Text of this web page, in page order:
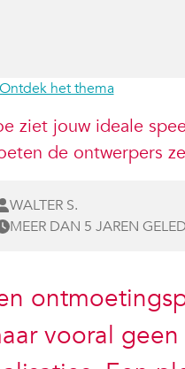
Ontdek het thema
ziet jouw ideale
de ontwerpers
WALTER S.
MEER DAN 5 JAREN
vooral